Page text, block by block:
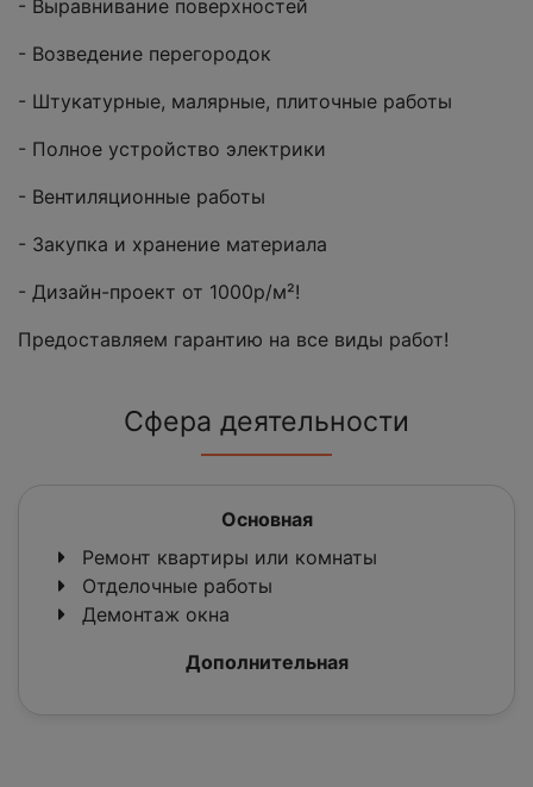
- Выравнивание поверхностей
- Возведение перегородок
- Штукатурные, малярные, плиточные работы
- Полное устройство электрики
- Вентиляционные работы
- Закупка и хранение материала
- Дизайн-проект от 1000р/м²!
Предоставляем гарантию на все виды работ!
Сфера деятельности
Основная
Ремонт квартиры или комнаты
Отделочные работы
Демонтаж окна
Дополнительная